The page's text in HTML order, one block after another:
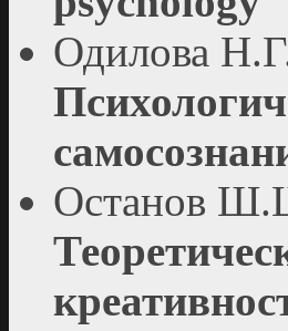
Одилова
Останов